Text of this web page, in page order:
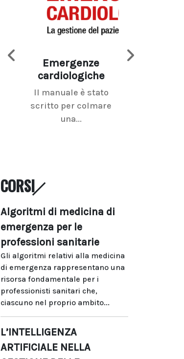
Emergenze
cardiologiche
Il manuale è stato
scritto per colmare
una...
CORSI
Algoritmi di medicina di
emergenza per le
professioni sanitarie
Gli algoritmi relativi alla medicina
di emergenza rappresentano una
risorsa fondamentale per i
professionisti sanitari che,
ciascuno nel proprio ambito...
L’INTELLIGENZA
ARTIFICIALE NELLA